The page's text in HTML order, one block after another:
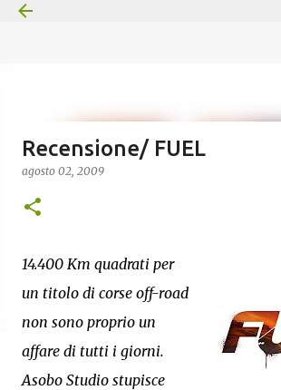
Recensione/ FUEL
agosto 02, 2009
14.400 Km quadrati per
un titolo di corse off-road
non sono proprio un
affare di tutti i giorni.
Asobo Studio stupisce